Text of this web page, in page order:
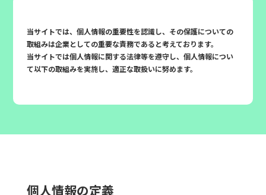
当サイトでは、個人情報の重要性を認識し、その保護についての
取組みは企業としての重要な責務であると考えております。
当サイトでは個人情報に関する法律等を遵守し、個人情報につい
て以下の取組みを実施し、適正な取扱いに努めます。
個人情報の定義